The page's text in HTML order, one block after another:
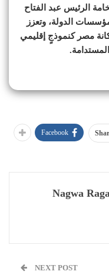
الرئيس عبد الفتاح
الدولة، وتعزز
مصر كنموذجٍ إقليمي
Facebook
Nagwa
NEXT POST